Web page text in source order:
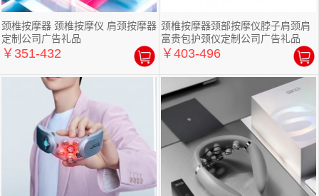
颈椎按摩器 颈椎按摩仪 肩颈按摩器
定制公司广告礼品
￥351-432
颈椎按摩器颈部按摩仪脖子肩颈肩
富贵包护颈仪定制公司广告礼品
￥403-496